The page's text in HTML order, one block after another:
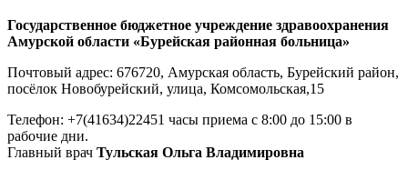
Государственное бюджетное учреждение здравоохранения
Амурской области «Бурейская районная больница»
Почтовый адрес: 676720, Амурская область, Бурейский район,
посёлок Новобурейский, улица, Комсомольская,15
Телефон: +7(41634)22451 часы приема с 8:00 до 15:00 в
рабочие дни.
Главный врач Тульская Ольга Владимировна